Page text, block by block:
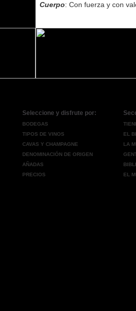
Cuerpo: Con fuerza y con
Seleccione y disfrute por:
BODEGAS
TIPOS DE VINOS
EL
CAVAS Y CHAMPAGNE
LA
DENOMINACIÓN DE ORIGEN
AÑADAS
PRECIOS
EL